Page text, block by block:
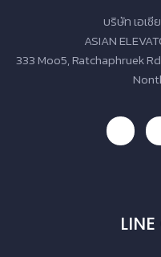
บริษัท เอเซี
ASIAN
333 Moo5, Ratchaphruek